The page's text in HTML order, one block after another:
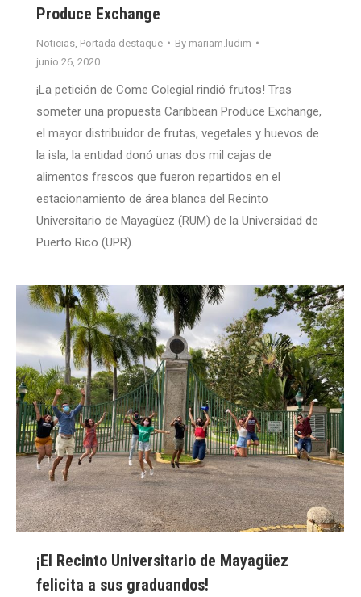
Produce Exchange
Noticias Portada destaque By mariam.ludim
junio 26, 2020
¡La petición de Come Colegial rindió frutos! Tras
someter una propuesta Caribbean Produce Exchange,
el mayor distribuidor de frutas, vegetales y huevos de
la isla, la entidad donó unas dos mil cajas de
alimentos frescos que fueron repartidos en el
estacionamiento de área blanca del Recinto
Universitario de Mayagüez (RUM) de la Universidad de
Puerto Rico (UPR).
¡El Recinto Universitario de Mayagüez
felicita a sus graduandos!